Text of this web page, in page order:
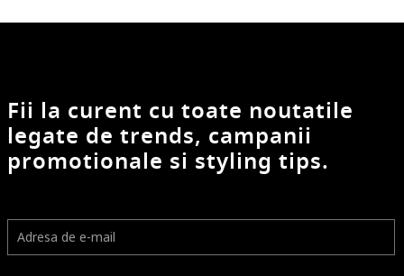
Fii la curent cu toate noutatile
legate de trends, campanii
promotionale si styling tips.